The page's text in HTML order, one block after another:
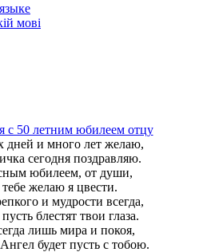
мові
с 50 летним юбилеем отцу
дней и много лет желаю,
сегодня поздравляю.
юбилеем, от души,
тебе желаю я цвести.
и мудрости всегда,
блестят твои глаза.
лишь мира и покоя,
будет пусть с тобою.